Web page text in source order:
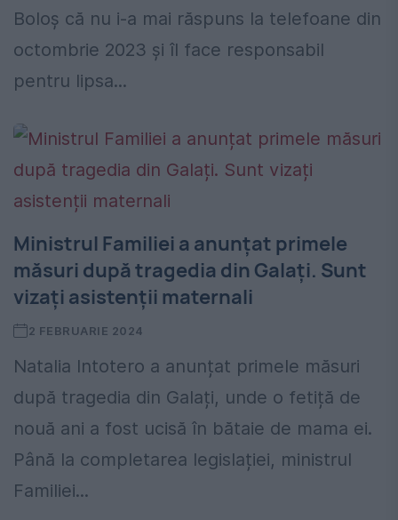
Boloş că nu i-a mai răspuns la telefoane din
octombrie 2023 şi îl face responsabil
pentru lipsa...
Ministrul Familiei a anunțat primele
măsuri după tragedia din Galați. Sunt
vizați asistenții maternali
2 FEBRUARIE 2024
Natalia Intotero a anunțat primele măsuri
după tragedia din Galați, unde o fetiță de
nouă ani a fost ucisă în bătaie de mama ei.
Până la completarea legislației, ministrul
Familiei...